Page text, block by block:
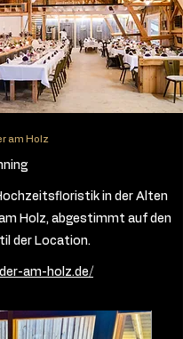
am Holz
in der Alten
Holz, abgestimmt auf den
der Location.
am-holz.de/